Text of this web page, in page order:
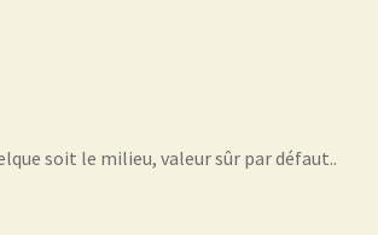
soit le milieu, valeur sûr par défaut..